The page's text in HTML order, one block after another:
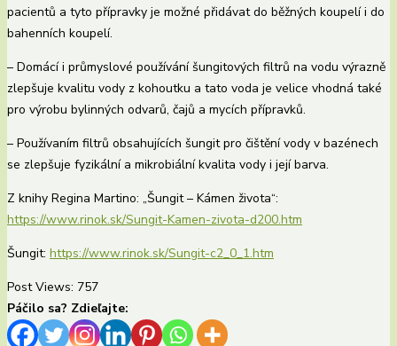
pacientů a tyto přípravky je možné přidávat do běžných koupelí i do
bahenních koupelí.
– Domácí i průmyslové používání šungitových filtrů na vodu výrazně
zlepšuje kvalitu vody z kohoutku a tato voda je velice vhodná také
pro výrobu bylinných odvarů, čajů a mycích přípravků.
– Používaním filtrů obsahujících šungit pro čištění vody v bazénech
se zlepšuje fyzikální a mikrobiální kvalita vody i její barva.
Z knihy Regina Martino: „Šungit – Kámen života“:
https://www.rinok.sk/Sungit-Kamen-zivota-d200.htm
Šungit: https://www.rinok.sk/Sungit-c2_0_1.htm
Post Views: 757
Páčilo sa? Zdieľajte: